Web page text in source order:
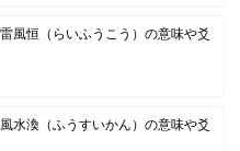
風恒（らいふうこう）の意味や爻
水渙（ふうすいかん）の意味や爻